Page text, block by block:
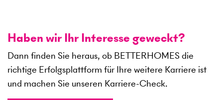
Haben wir Ihr Interesse geweckt?
Dann finden Sie heraus, ob BETTERHOMES die
richtige Erfolgsplattform für Ihre weitere Karriere ist
und machen Sie unseren Karriere-Check.